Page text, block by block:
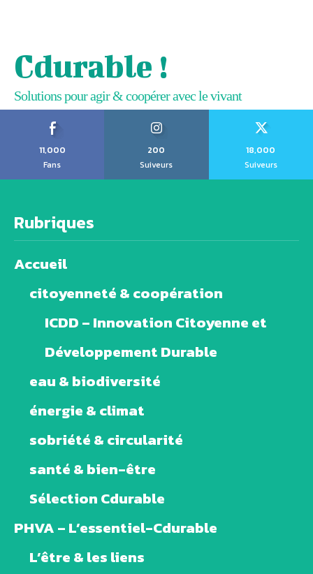
Cdurable !
Solutions pour agir & coopérer avec le vivant
11,000
Fans
200
Suiveurs
18,000
Suiveurs
Rubriques
Accueil
citoyenneté & coopération
ICDD – Innovation Citoyenne et
Développement Durable
eau & biodiversité
énergie & climat
sobriété & circularité
santé & bien-être
Sélection Cdurable
PHVA – L’essentiel-Cdurable
L’être & les liens